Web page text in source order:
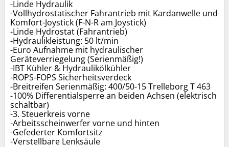
-Linde Hydraulik
-Vollhydrostatischer Fahrantrieb mit Kardanwelle und
Komfort-Joystick (F-N-R am Joystick)
-Linde Hydrostat (Fahrantrieb)
-Hydraulikleistung: 50 lt/min
-Euro Aufnahme mit hydraulischer
Geräteverriegelung (Serienmäßig!)
-IBT Kühler & Hydraulikölkühler
-ROPS-FOPS Sicherheitsverdeck
-Breitreifen Serienmäßig: 400/50-15 Trelleborg T 463
-100% Differentialsperre an beiden Achsen (elektrisch
schaltbar)
-3. Steuerkreis vorne
-Arbeitsscheinwerfer vorne und hinten
-Gefederter Komfortsitz
-Verstellbare Lenksäule